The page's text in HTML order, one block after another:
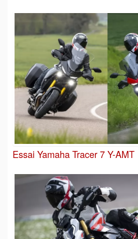
Essai Yamaha Tracer 7 Y-AMT